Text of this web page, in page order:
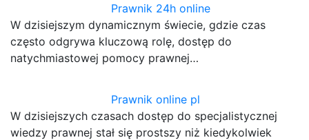
Prawnik 24h online
W dzisiejszym dynamicznym świecie, gdzie czas
często odgrywa kluczową rolę, dostęp do
natychmiastowej pomocy prawnej…
Prawnik online pl
W dzisiejszych czasach dostęp do specjalistycznej
wiedzy prawnej stał się prostszy niż kiedykolwiek